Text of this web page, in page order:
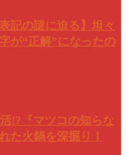
記の謎に迫る】坦々
が“正解”になったの
!?『マツコの知らな
た火鍋を深掘り！